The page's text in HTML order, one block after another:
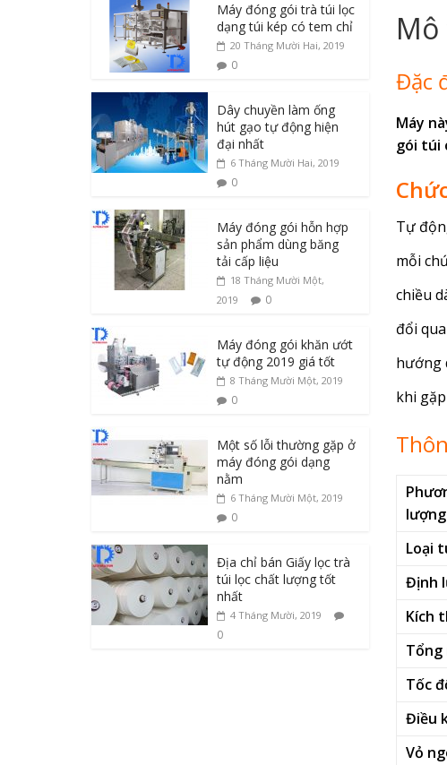
Mô
Đặc
Máy
gói túi
Tự
mỗi
chiều
đổi
hướng
khi
Ph
lượng
Loại
Định
Kích
Tổng
Tốc
Điều
Vỏ
Máy đóng gói trà túi lọc
dạng túi kép có tem chỉ
20 Tháng Mười Hai, 2019
0
Dây chuyền làm ống
hút gạo tự động hiện
đại nhất
6 Tháng Mười Hai, 2019
0
Máy đóng gói hỗn hợp
sản phẩm dùng băng
tải cấp liệu
18 Tháng Mười Một,
2019
0
Máy đóng gói khăn ướt
tự động 2019 giá tốt
8 Tháng Mười Một, 2019
0
Một số lỗi thường gặp ở
máy đóng gói dạng
nằm
6 Tháng Mười Một, 2019
0
Địa chỉ bán Giấy lọc trà
túi lọc chất lượng tốt
nhất
4 Tháng Mười, 2019
0